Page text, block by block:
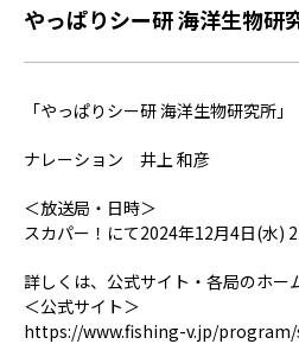
やっぱりシー研 海洋生物研
「やっぱりシー研 海洋生物研究所」
ナレーション 井上 和彦
＜放送局・日時＞
スカパー！にて2024年12月4日(水)
詳しくは、公式サイト・各局のホー
＜公式サイト＞
https://www.fishing-v.jp/program/